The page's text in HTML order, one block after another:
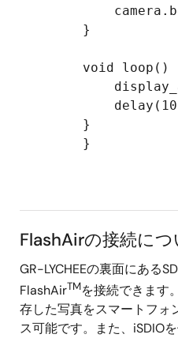
        }
void loop()
        }
        }
FlashAirの接続につ
GR-LYCHEEの裏面にある
FlashAirTMを接続できます
存した写真をスマートフォ
ス可能です。また、iSDIO